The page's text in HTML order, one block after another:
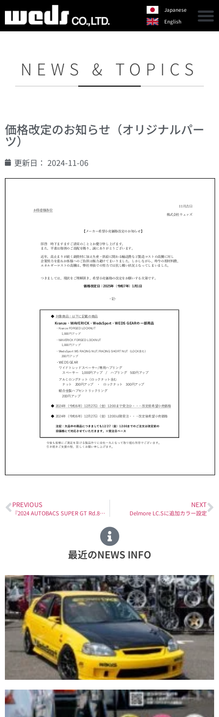
Japanese
English
NEWS & TOPICS
価格改定のお知らせ（オリジナルパー
ツ）
更新日： 2024-11-06
PREVIOUS
『2024 AUTOBACS SUPER GT Rd.8「 MOTEGI GT 300km RACE」』 レースリポート・フォトギャラリー更新！
NEXT
Delmore LC.Sに追加カラー設定
最近のNEWS INFO